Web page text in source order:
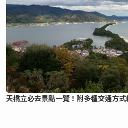
天橋立必去景點一覽！附多種交通方